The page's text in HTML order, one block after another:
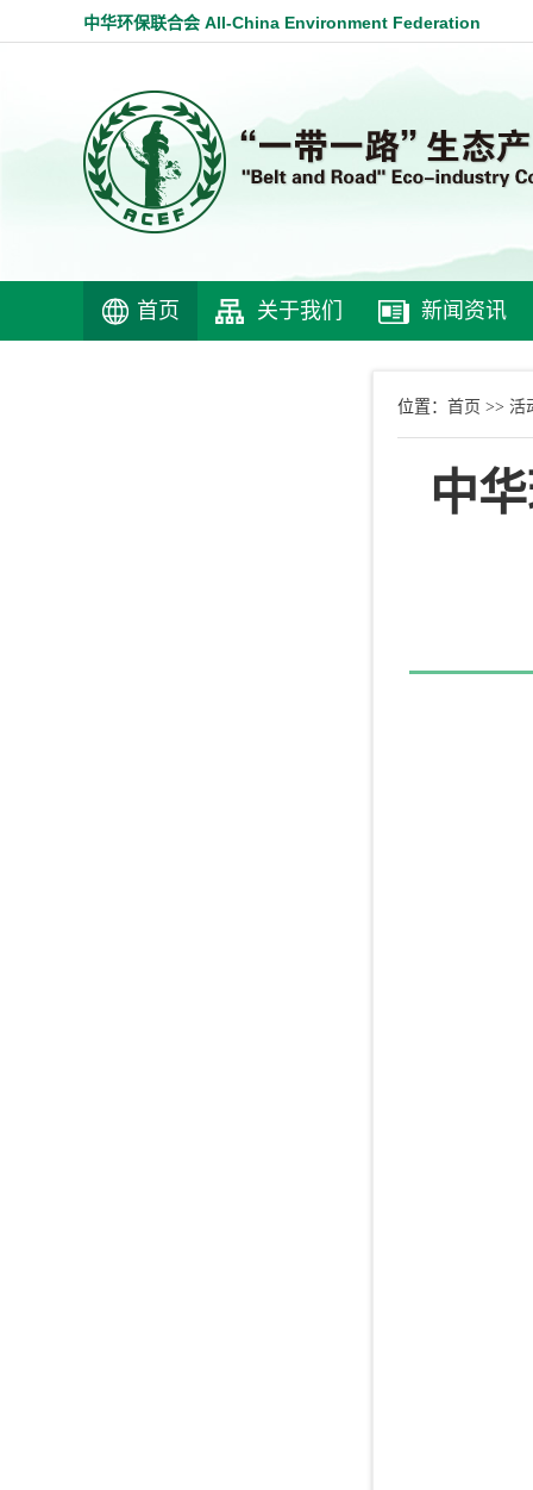
中华环保联合会 All-China Environment Federation
首页 关于我们 新闻资讯
位置： 首页 >> 活
中